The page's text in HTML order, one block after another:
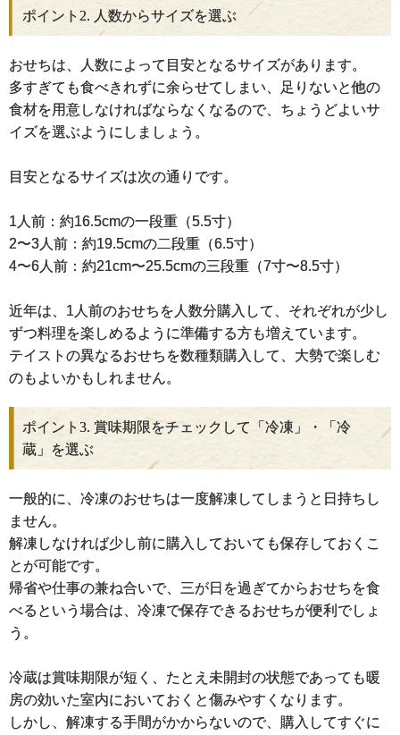
ポイント2. 人数からサイズを選ぶ
おせちは、人数によって目安となるサイズがあります。
多すぎても食べきれずに余らせてしまい、足りないと他の
食材を用意しなければならなくなるので、ちょうどよいサ
イズを選ぶようにしましょう。
目安となるサイズは次の通りです。
1人前：約16.5cmの一段重（5.5寸）
2〜3人前：約19.5cmの二段重（6.5寸）
4〜6人前：約21cm〜25.5cmの三段重（7寸〜8.5寸）
近年は、1人前のおせちを人数分購入して、それぞれが少し
ずつ料理を楽しめるように準備する方も増えています。
テイストの異なるおせちを数種類購入して、大勢で楽しむ
のもよいかもしれません。
ポイント3. 賞味期限をチェックして「冷凍」・「冷
蔵」を選ぶ
一般的に、冷凍のおせちは一度解凍してしまうと日持ちし
ません。
解凍しなければ少し前に購入しておいても保存しておくこ
とが可能です。
帰省や仕事の兼ね合いで、三が日を過ぎてからおせちを食
べるという場合は、冷凍で保存できるおせちが便利でしょ
う。
冷蔵は賞味期限が短く、たとえ未開封の状態であっても暖
房の効いた室内においておくと傷みやすくなります。
しかし、解凍する手間がかからないので、購入してすぐに